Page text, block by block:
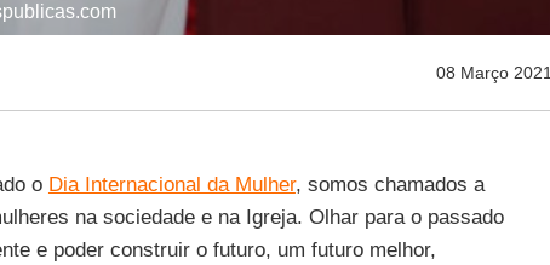
08 Março 2021
o Dia Internacional da Mulher, somos chamados a
na sociedade e na Igreja. Olhar para o passado
e poder construir o futuro, um futuro melhor,